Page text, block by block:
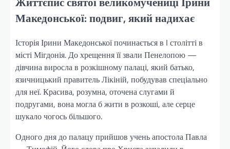
Македонської: подвиг, який надихає
Історія Ірини Македонської починається в I столітті в
місті Мігдонія. До хрещення її звали Пенелопою —
дівчина виросла в розкішному палаці, який батько,
язичницький правитель Лікіній, побудував спеціально
для неї. Красива, розумна, оточена слугами й
подругами, вона могла б жити в розкоші, але серце
шукало чогось більшого.
Одного дня до палацу прийшов учень апостола Павла